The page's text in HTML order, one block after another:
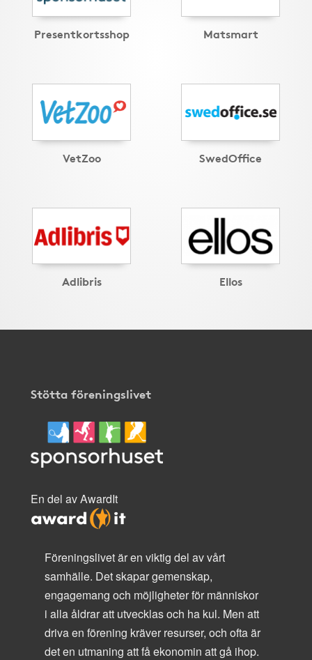
Presentkortsshop Matsmart
VetZoo SwedOffice
Adlibris Ellos
Stötta föreningslivet
En del av AwardIt
Föreningslivet är en viktig del av vårt
samhälle. Det skapar gemenskap,
engagemang och möjligheter för människor
i alla åldrar att utvecklas och ha kul. Men att
driva en förening kräver resurser, och ofta är
det en utmaning att få ekonomin att gå ihop.